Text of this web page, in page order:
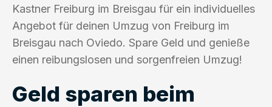
Kastner Freiburg im Breisgau für ein individuelles
Angebot für deinen Umzug von Freiburg im
Breisgau nach Oviedo. Spare Geld und genieße
einen reibungslosen und sorgenfreien Umzug!
Geld sparen beim